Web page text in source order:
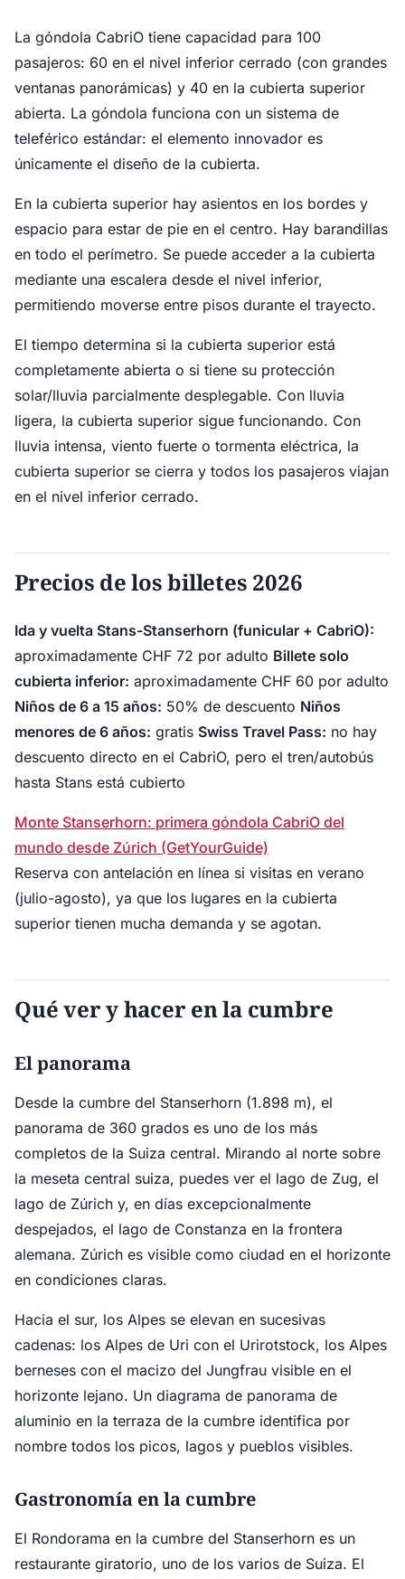
La góndola CabriO tiene capacidad para 100
pasajeros: 60 en el nivel inferior cerrado (con grandes
ventanas panorámicas) y 40 en la cubierta superior
abierta. La góndola funciona con un sistema de
teleférico estándar: el elemento innovador es
únicamente el diseño de la cubierta.
En la cubierta superior hay asientos en los bordes y
espacio para estar de pie en el centro. Hay barandillas
en todo el perímetro. Se puede acceder a la cubierta
mediante una escalera desde el nivel inferior,
permitiendo moverse entre pisos durante el trayecto.
El tiempo determina si la cubierta superior está
completamente abierta o si tiene su protección
solar/lluvia parcialmente desplegable. Con lluvia
ligera, la cubierta superior sigue funcionando. Con
lluvia intensa, viento fuerte o tormenta eléctrica, la
cubierta superior se cierra y todos los pasajeros viajan
en el nivel inferior cerrado.
Precios de los billetes 2026
Ida y vuelta Stans-Stanserhorn (funicular + CabriO):
aproximadamente CHF 72 por adulto Billete solo
cubierta inferior: aproximadamente CHF 60 por adulto
Niños de 6 a 15 años: 50% de descuento Niños
menores de 6 años: gratis Swiss Travel Pass: no hay
descuento directo en el CabriO, pero el tren/autobús
hasta Stans está cubierto
Monte Stanserhorn: primera góndola CabriO del
mundo desde Zúrich (GetYourGuide)
Reserva con antelación en línea si visitas en verano
(julio-agosto), ya que los lugares en la cubierta
superior tienen mucha demanda y se agotan.
Qué ver y hacer en la cumbre
El panorama
Desde la cumbre del Stanserhorn (1.898 m), el
panorama de 360 grados es uno de los más
completos de la Suiza central. Mirando al norte sobre
la meseta central suiza, puedes ver el lago de Zug, el
lago de Zúrich y, en días excepcionalmente
despejados, el lago de Constanza en la frontera
alemana. Zúrich es visible como ciudad en el horizonte
en condiciones claras.
Hacia el sur, los Alpes se elevan en sucesivas
cadenas: los Alpes de Uri con el Urirotstock, los Alpes
berneses con el macizo del Jungfrau visible en el
horizonte lejano. Un diagrama de panorama de
aluminio en la terraza de la cumbre identifica por
nombre todos los picos, lagos y pueblos visibles.
Gastronomía en la cumbre
El Rondorama en la cumbre del Stanserhorn es un
restaurante giratorio, uno de los varios de Suiza. El